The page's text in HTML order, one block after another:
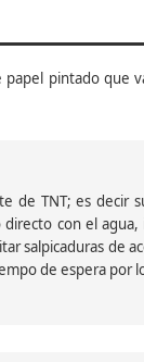
pintado que
de TNT; es decir
con el
salpicaduras de
de espera por